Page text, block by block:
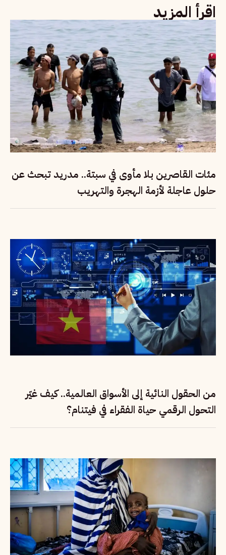
اقرأ المزيد
مئات القاصرين بلا مأوى في سبتة.. مدريد تبحث عن
حلول عاجلة لأزمة الهجرة والتهريب
من الحقول النائية إلى الأسواق العالمية.. كيف غيّر
التحول الرقمي حياة الفقراء في فيتنام؟